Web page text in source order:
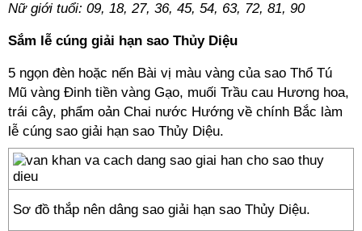
Nữ giới tuổi: 09, 18, 27, 36, 45, 54, 63, 72, 81, 90
Sắm lễ cúng giải hạn sao Thủy Diệu
5 ngọn đèn hoặc nến Bài vị màu vàng của sao Thổ Tú
Mũ vàng Đinh tiền vàng Gạo, muối Trầu cau Hương hoa,
trái cây, phẩm oản Chai nước Hướng về chính Bắc làm
lễ cúng sao giải hạn sao Thủy Diệu.
Sơ đồ thắp nên dâng sao giải hạn sao Thủy Diệu.